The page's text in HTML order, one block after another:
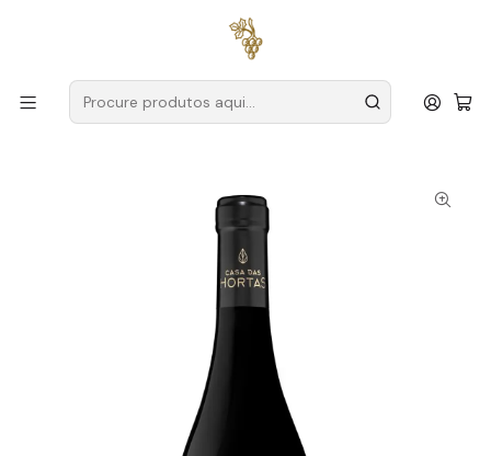
para encomendas a partir de
Produtores Douro
Casa das Hortas (Douro)
Casa das Hortas Cabeça de Gaio Reserva Cx. Mad. Douro
Tinto 18L